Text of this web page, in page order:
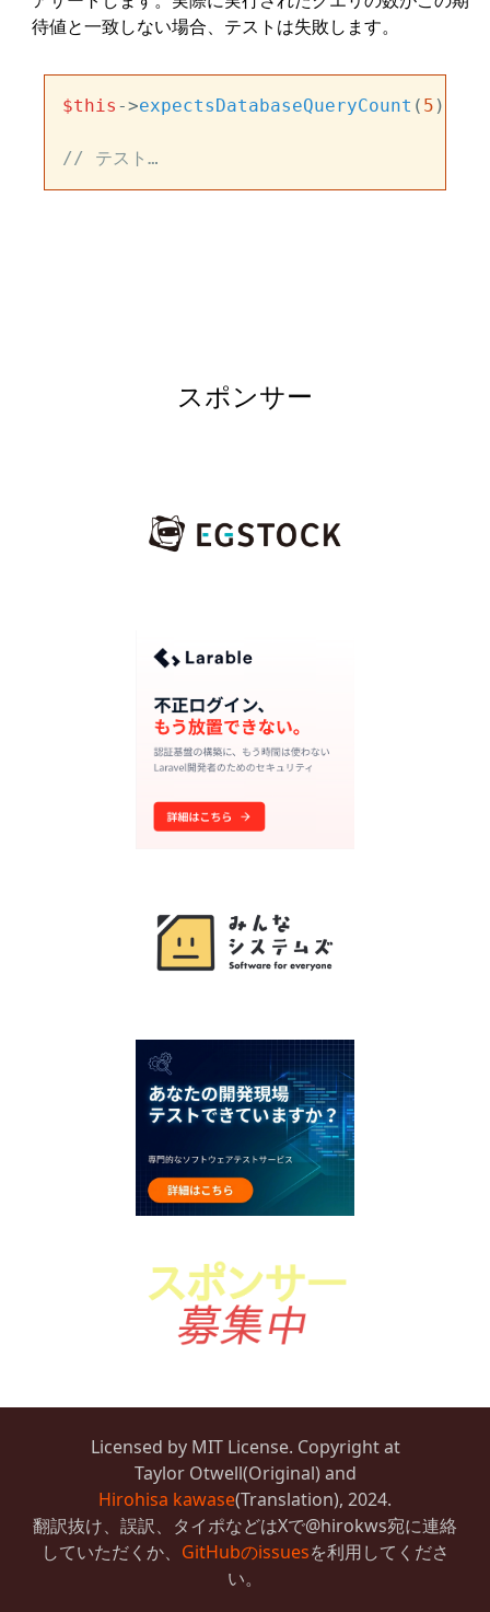
待値と一致しない場合、テストは失敗します。
$this ->expectsDatabaseQueryCount ( 5 );
// テスト…
スポンサー
Licensed by MIT License. Copyright at
Taylor Otwell(Original) and
Hirohisa kawase(Translation), 2024.
翻訳抜け、誤訳、タイポなどはXで@hirokws宛に連絡
していただくか、 GitHubのissuesを利用してくださ
い。